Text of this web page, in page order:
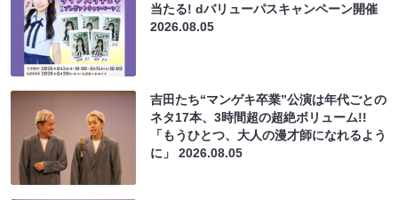
当たる! dバリューパスキャンペーン開催
2026.08.05
吉田たち“マンゲキ卒業”公演は年代ごとの
ネタ17本、3時間超の超絶ボリューム!!
「もうひとつ、大人の漫才師になれるよう
に」2026.08.05